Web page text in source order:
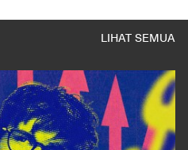
LIHAT SEMUA